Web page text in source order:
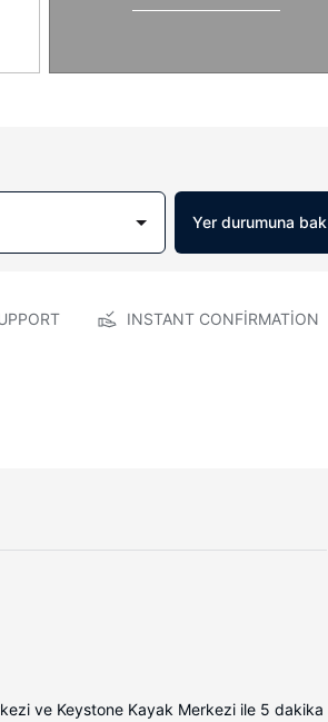
Yer durumuna bak
INSTANT CONFIRMATION
ve Keystone Kayak Merkezi ile 5 dakika